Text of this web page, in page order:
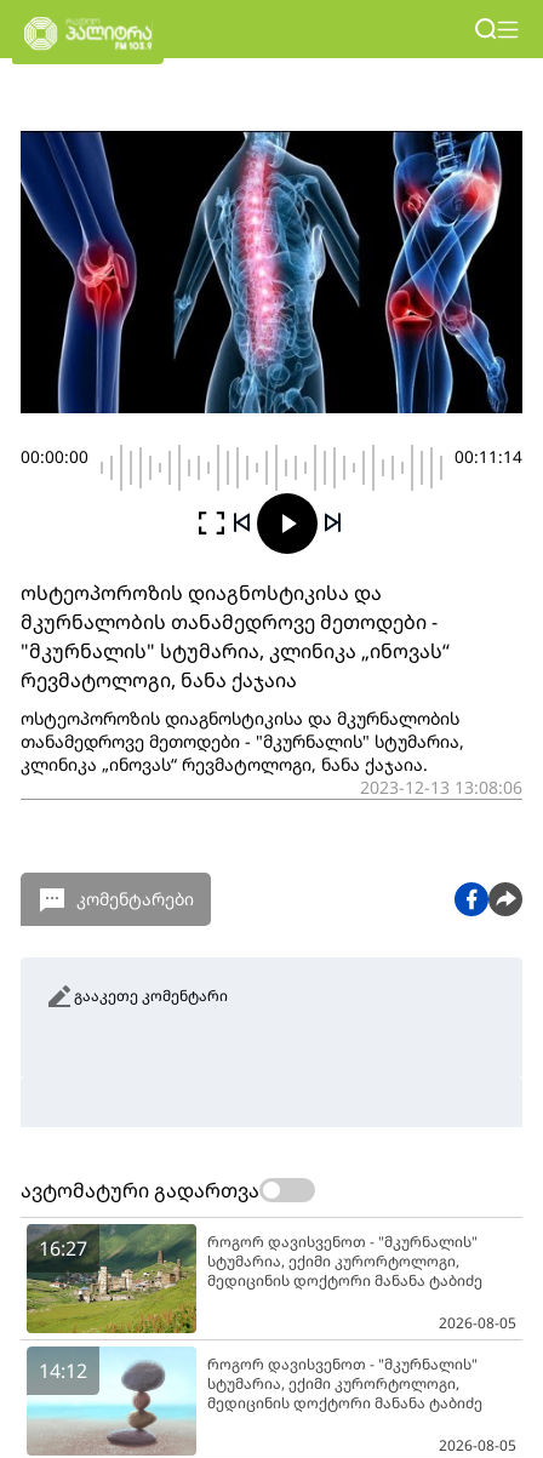
00:00:00 00:11:14
ოსტეოპოროზის დიაგნოსტიკისა და
მკურნალობის თანამედროვე მეთოდები -
"მკურნალის" სტუმარია, კლინიკა „ინოვას“
რევმატოლოგი, ნანა ქაჯაია
ოსტეოპოროზის დიაგნოსტიკისა და მკურნალობის
თანამედროვე მეთოდები - "მკურნალის" სტუმარია,
კლინიკა „ინოვას“ რევმატოლოგი, ნანა ქაჯაია.
2023-12-13 13:08:06
კომენტარები
გააკეთე კომენტარი
ავტომატური გადართვა
16:27
როგორ დავისვენოთ - "მკურნალის"
სტუმარია, ექიმი კურორტოლოგი,
მედიცინის დოქტორი მანანა ტაბიძე
2026-08-05
14:12
როგორ დავისვენოთ - "მკურნალის"
სტუმარია, ექიმი კურორტოლოგი,
მედიცინის დოქტორი მანანა ტაბიძე
2026-08-05